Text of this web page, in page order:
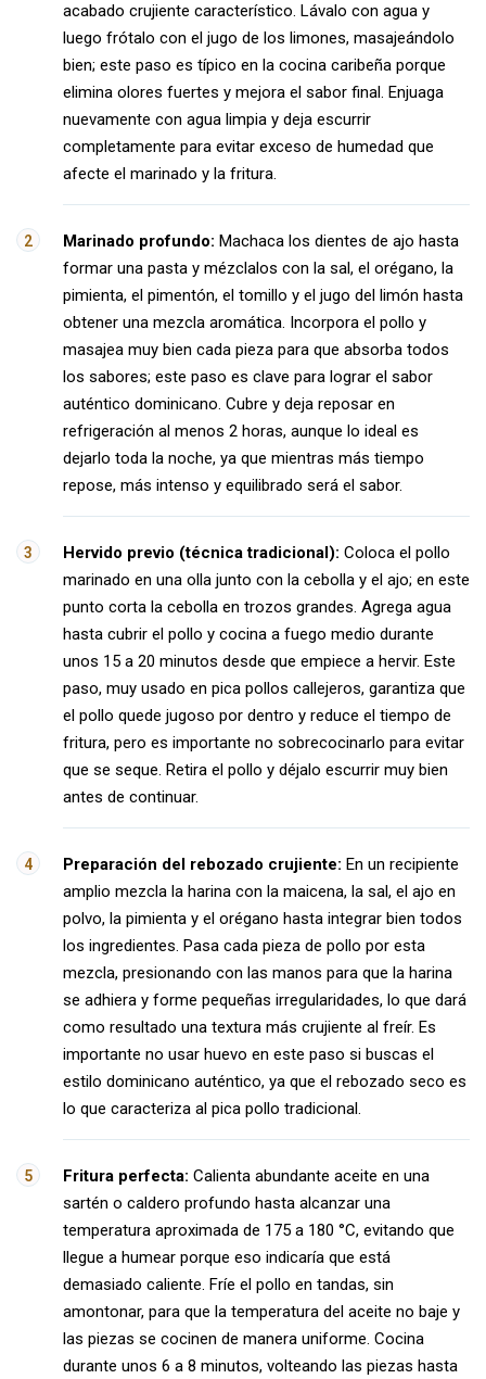
acabado crujiente característico. Lávalo con agua y
luego frótalo con el jugo de los limones, masajeándolo
bien; este paso es típico en la cocina caribeña porque
elimina olores fuertes y mejora el sabor final. Enjuaga
nuevamente con agua limpia y deja escurrir
completamente para evitar exceso de humedad que
afecte el marinado y la fritura.
Marinado profundo: Machaca los dientes de ajo hasta
formar una pasta y mézclalos con la sal, el orégano, la
pimienta, el pimentón, el tomillo y el jugo del limón hasta
obtener una mezcla aromática. Incorpora el pollo y
masajea muy bien cada pieza para que absorba todos
los sabores; este paso es clave para lograr el sabor
auténtico dominicano. Cubre y deja reposar en
refrigeración al menos 2 horas, aunque lo ideal es
dejarlo toda la noche, ya que mientras más tiempo
repose, más intenso y equilibrado será el sabor.
Hervido previo (técnica tradicional): Coloca el pollo
marinado en una olla junto con la cebolla y el ajo; en este
punto corta la cebolla en trozos grandes. Agrega agua
hasta cubrir el pollo y cocina a fuego medio durante
unos 15 a 20 minutos desde que empiece a hervir. Este
paso, muy usado en pica pollos callejeros, garantiza que
el pollo quede jugoso por dentro y reduce el tiempo de
fritura, pero es importante no sobrecocinarlo para evitar
que se seque. Retira el pollo y déjalo escurrir muy bien
antes de continuar.
Preparación del rebozado crujiente: En un recipiente
amplio mezcla la harina con la maicena, la sal, el ajo en
polvo, la pimienta y el orégano hasta integrar bien todos
los ingredientes. Pasa cada pieza de pollo por esta
mezcla, presionando con las manos para que la harina
se adhiera y forme pequeñas irregularidades, lo que dará
como resultado una textura más crujiente al freír. Es
importante no usar huevo en este paso si buscas el
estilo dominicano auténtico, ya que el rebozado seco es
lo que caracteriza al pica pollo tradicional.
Fritura perfecta: Calienta abundante aceite en una
sartén o caldero profundo hasta alcanzar una
temperatura aproximada de 175 a 180 °C, evitando que
llegue a humear porque eso indicaría que está
demasiado caliente. Fríe el pollo en tandas, sin
amontonar, para que la temperatura del aceite no baje y
las piezas se cocinen de manera uniforme. Cocina
durante unos 6 a 8 minutos, volteando las piezas hasta